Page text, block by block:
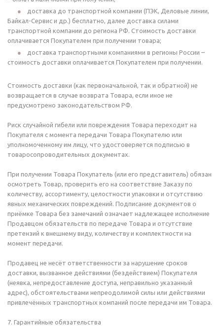
доставка до транспортной компании (ПЭК, Деловые линии,
Байкал-Сервис и др.) бесплатно, далее доставка силами
транспортной компании до региона РФ. Стоимость доставки
оплачивается Покупателем при получении товара;
доставка транспортными компаниями в регионы России –
стоимость доставки оплачивается Покупателем при получении.
Стоимость доставки (как первоначальной, так и обратной) не
возвращается в случае возврата Товара, если иное не
предусмотрено законодательством РФ.
Риск случайной гибели или повреждения Товара переходит на
Покупателя с момента передачи Товара Покупателю или
уполномоченному им лицу, что удостоверяется подписью в
товаросопроводительных документах.
При получении Товара Покупатель (или его представитель) обязан
осмотреть Товар, проверить его на соответствие Заказу по
количеству, ассортименту, целостности упаковки и отсутствию
явных механических повреждений. Подписание документов о
приёмке Товара без замечаний означает надлежащее исполнение
Продавцом обязательств по передаче Товара и отсутствие
претензий к внешнему виду, количеству и комплектности на
момент передачи.
Продавец не несёт ответственности за нарушение сроков
доставки, вызванное действиями (бездействием) Покупателя
(неявка, непредоставление доступа, неправильно указанный
адрес), обстоятельствами непреодолимой силы или действиями
привлечённых транспортных компаний после передачи им Товара.
7. Гарантийные обязательства